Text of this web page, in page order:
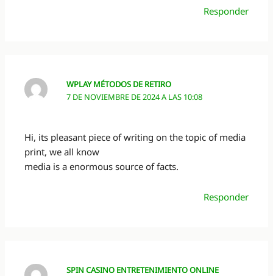
Responder
WPLAY MÉTODOS DE RETIRO
7 DE NOVIEMBRE DE 2024 A LAS 10:08
Hi, its pleasant piece of writing on the topic of media
print, we all know
media is a enormous source of facts.
Responder
SPIN CASINO ENTRETENIMIENTO ONLINE